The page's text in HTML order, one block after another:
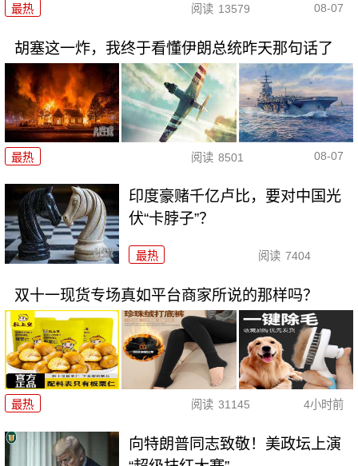
最热 阅读 13579 08-07
胡塞这一炸，我终于看懂伊朗总统昨天那句话了
最热 阅读 8501 08-07
印度豪赌千亿卢比，要对中国光
伏“卡脖子”？
最热 阅读 7404
双十一现货专场真如平台商家所说的那样吗？
最热 阅读 31145 4小时前
向特朗普同志致敬！美政坛上演